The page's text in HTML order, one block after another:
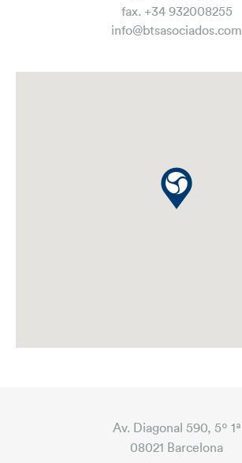
fax. +34 932008255
info@btsasociados.com
Av. Diagonal 590, 5º 1ª
08021 Barcelona